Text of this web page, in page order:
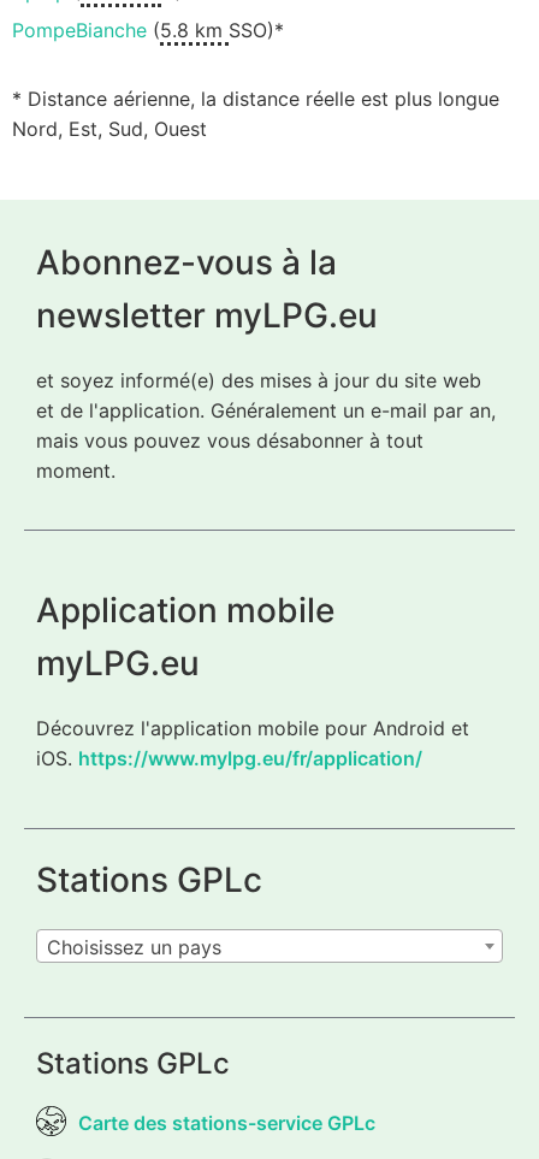
PompeBianche (5.8 km SSO)*
* Distance aérienne, la distance réelle est plus longue
Nord, Est, Sud, Ouest
Abonnez-vous à la
newsletter myLPG.eu
et soyez informé(e) des mises à jour du site web
et de l'application. Généralement un e-mail par an,
mais vous pouvez vous désabonner à tout
moment.
Application mobile
myLPG.eu
Découvrez l'application mobile pour Android et
iOS. https://www.mylpg.eu/fr/application/
Stations GPLc
Choisissez un pays
Stations GPLc
Carte des stations-service GPLc